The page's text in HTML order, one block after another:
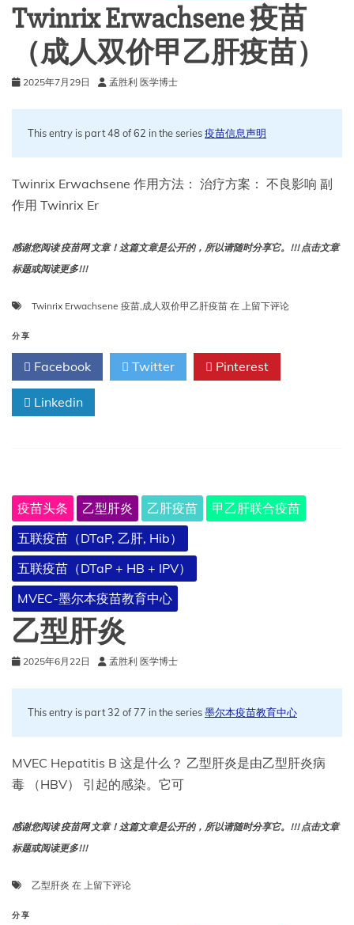
Twinrix Erwachsene 疫苗
（成人双价甲乙肝疫苗）
2025年7月29日 孟胜利 医学博士
This entry is part 48 of 62 in the series疫苗信息声明
Twinrix Erwachsene 作用方法： 治疗方案： 不良影响 副
作用 Twinrix Er
感谢您阅读 疫苗网 文章！这篇文章是公开的，所以请随时分享它。!!! 点击文章
标题或阅读更多!!!
Twinrix Erwachsene 疫苗,成人双价甲乙肝疫苗 在 Twinrix
苗
（成
人
苗）
上留下评论
分享
Facebook Twitter Pinterest
Linkedin
疫苗头条 乙型肝炎 乙肝疫苗
甲乙肝联合疫苗
五联疫苗（DTaP, 乙肝, Hib）
五联疫苗（DTaP + HB + IPV）
MVEC-墨尔本疫苗教育中心
乙型肝炎
2025年6月22日 孟胜利 医学博士
This entry is part 32 of 77 in the series墨尔本疫苗教育中心
MVEC Hepatitis B 这是什么？ 乙型肝炎是由乙型肝炎病
毒 （HBV） 引起的感染。它可
感谢您阅读 疫苗网 文章！这篇文章是公开的，所以请随时分享它。!!! 点击文章
标题或阅读更多!!!
乙型肝炎 在 乙
上留下评论
分享